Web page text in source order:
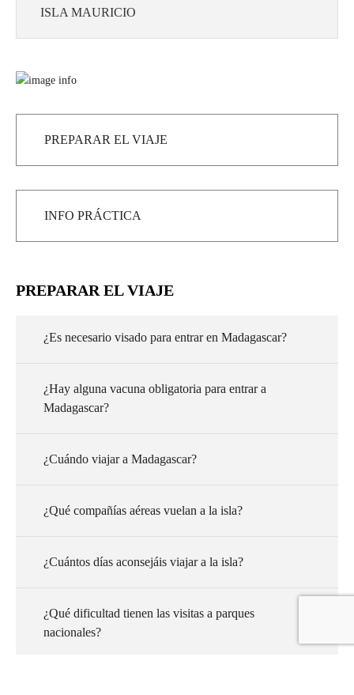
ISLA MAURICIO
PREPARAR EL VIAJE
INFO PRÁCTICA
PREPARAR EL VIAJE
¿Es necesario visado para entrar en Madagascar?
¿Hay alguna vacuna obligatoria para entrar a
Madagascar?
¿Cuándo viajar a Madagascar?
¿Qué compañías aéreas vuelan a la isla?
¿Cuántos días aconsejáis viajar a la isla?
¿Qué dificultad tienen las visitas a parques
nacionales?